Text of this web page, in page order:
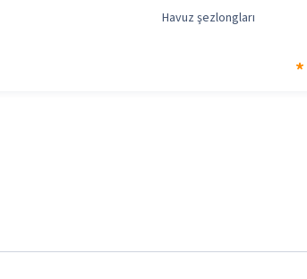
Havuz şezlongları